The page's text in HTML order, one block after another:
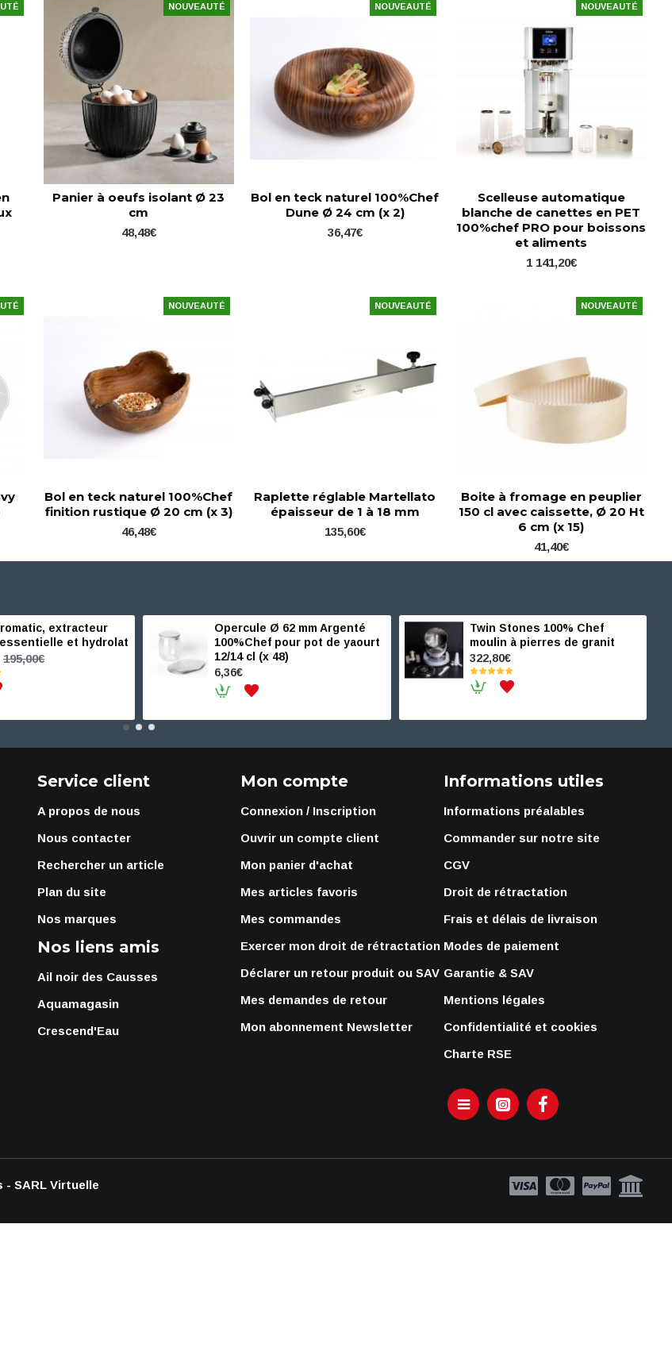
NOUVEAUTÉ
Panier à oeufs isolant Ø 23
cm
48,48€
NOUVEAUTÉ
Bol en teck naturel 100%Chef
Dune Ø 24 cm (x 2)
36,47€
NOUVEAUTÉ
Scelleuse automatique
blanche de canettes en PET
100%chef PRO pour boissons
et aliments
1 141,20€
NOUVEAUTÉ
Bol en teck naturel 100%Chef
finition rustique Ø 20 cm (x 3)
46,48€
NOUVEAUTÉ
Raplette réglable Martellato
épaisseur de 1 à 18 mm
135,60€
NOUVEAUTÉ
Boite à fromage en peuplier
150 cl avec caissette, Ø 20 Ht
6 cm (x 15)
41,40€
extracteur
et hydrolat
195,00€
Opercule Ø 62 mm Argenté
100%Chef pour pot de yaourt
12/14 cl (x 48)
6,36€
Twin Stones 100% Chef
moulin à pierres de granit
322,80€
Service client
A propos de nous
Nous contacter
Rechercher un article
Plan du site
Nos marques
Nos liens amis
Ail noir des Causses
Aquamagasin
Crescend'Eau
Mon compte
Connexion / Inscription
Ouvrir un compte client
Mon panier d'achat
Mes articles favoris
Mes commandes
Exercer mon droit de rétractation
Déclarer un retour produit ou SAV
Mes demandes de retour
Mon abonnement Newsletter
Informations utiles
Informations préalables
Commander sur notre site
CGV
Droit de rétractation
Frais et délais de livraison
Modes de paiement
Garantie & SAV
Mentions légales
Confidentialité et cookies
Charte RSE
- SARL Virtuelle